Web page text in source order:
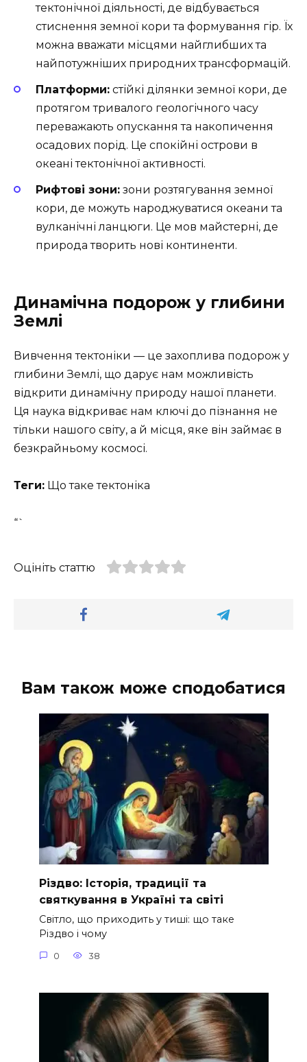
тектонічної діяльності, де відбувається
стиснення земної кори та формування гір. Їх
можна вважати місцями найглибших та
найпотужніших природних трансформацій.
Платформи: стійкі ділянки земної кори, де
протягом тривалого геологічного часу
переважають опускання та накопичення
осадових порід. Це спокійні острови в
океані тектонічної активності.
Рифтові зони: зони розтягування земної
кори, де можуть народжуватися океани та
вулканічні ланцюги. Це мов майстерні, де
природа творить нові континенти.
Динамічна подорож у глибини
Землі
Вивчення тектоніки — це захоплива подорож у
глибини Землі, що дарує нам можливість
відкрити динамічну природу нашої планети.
Ця наука відкриває нам ключі до пізнання не
тільки нашого світу, а й місця, яке він займає в
безкрайньому космосі.
Теги: Що таке тектоніка
“`
Оцініть статтю
Вам також може сподобатися
Різдво: Історія, традиції та
святкування в Україні та світі
Світло, що приходить у тиші: що таке
Різдво і чому
0 38